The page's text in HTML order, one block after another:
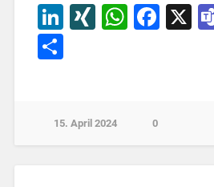
LinkedIn
XING X
Teilen
15. April 2024 0